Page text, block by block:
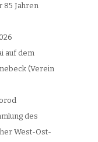
85 Jahren
auf dem
(Verein
des
West-Ost-